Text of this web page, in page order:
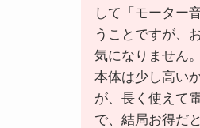
して「モーター
うことですが、
気になりません。
本体は少し高い
が、長く使えて
で、結局お得だ